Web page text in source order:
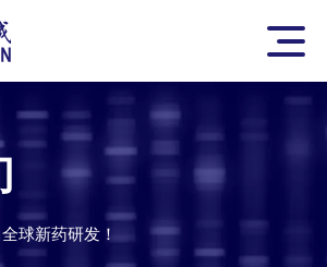
球新药研发！​